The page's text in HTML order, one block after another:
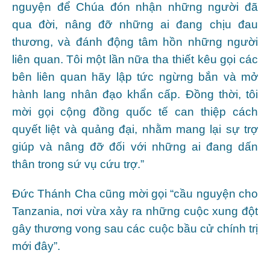
nguyện để Chúa đón nhận những người đã
qua đời, nâng đỡ những ai đang chịu đau
thương, và đánh động tâm hồn những người
liên quan. Tôi một lần nữa tha thiết kêu gọi các
bên liên quan hãy lập tức ngừng bắn và mở
hành lang nhân đạo khẩn cấp. Đồng thời, tôi
mời gọi cộng đồng quốc tế can thiệp cách
quyết liệt và quảng đại, nhằm mang lại sự trợ
giúp và nâng đỡ đối với những ai đang dấn
thân trong sứ vụ cứu trợ.”
Đức Thánh Cha cũng mời gọi “cầu nguyện cho
Tanzania, nơi vừa xảy ra những cuộc xung đột
gây thương vong sau các cuộc bầu cử chính trị
mới đây”.